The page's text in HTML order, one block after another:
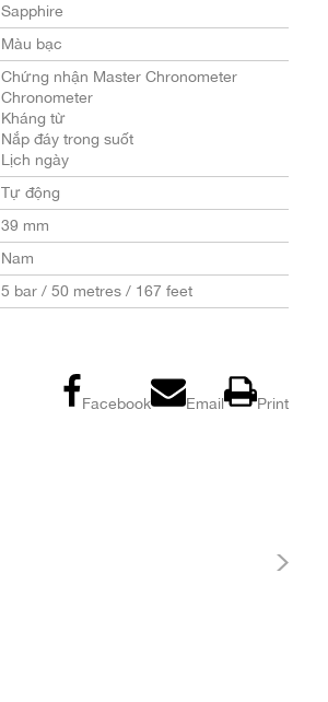
Sapphire
Màu bạc
Chứng nhận Master Chronometer
Chronometer
Kháng từ
Nắp đáy trong suốt
Lịch ngày
Tự động
39 mm
Nam
5 bar / 50 metres / 167 feet
Facebook Email Print